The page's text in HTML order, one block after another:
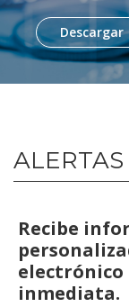
Descargar
Recibe
electrónico
inmediata.